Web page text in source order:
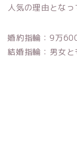
人気の理由となっ
婚約指輪：9万
結婚指輪：男女